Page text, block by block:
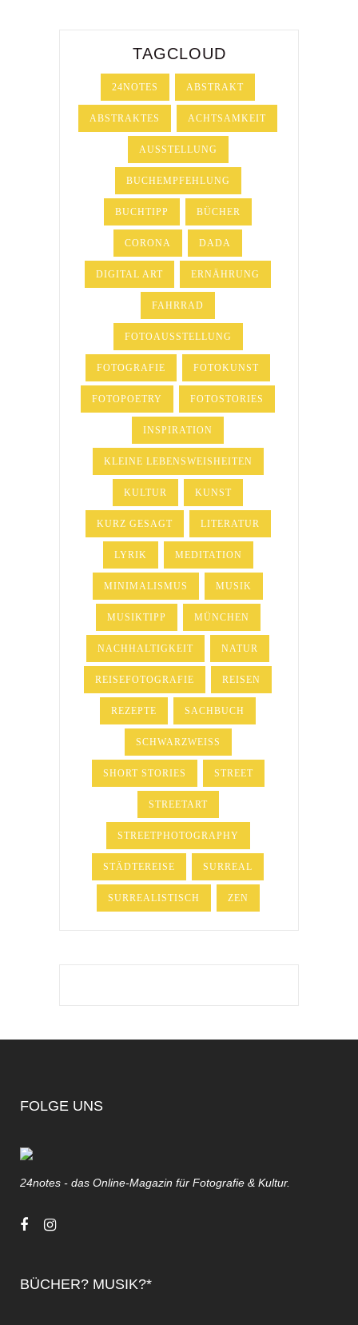
TAGCLOUD
24NOTES ABSTRAKT
ABSTRAKTES ACHTSAMKEIT
AUSSTELLUNG
BUCHEMPFEHLUNG
BUCHTIPP BÜCHER
CORONA DADA
DIGITAL ART ERNÄHRUNG
FAHRRAD
FOTOAUSSTELLUNG
FOTOGRAFIE FOTOKUNST
FOTOPOETRY FOTOSTORIES
INSPIRATION
KLEINE LEBENSWEISHEITEN
KULTUR KUNST
KURZ GESAGT LITERATUR
LYRIK MEDITATION
MINIMALISMUS MUSIK
MUSIKTIPP MÜNCHEN
NACHHALTIGKEIT NATUR
REISEFOTOGRAFIE REISEN
REZEPTE SACHBUCH
SCHWARZWEISS
SHORT STORIES STREET
STREETART
STREETPHOTOGRAPHY
STÄDTEREISE SURREAL
SURREALISTISCH ZEN
FOLGE UNS
24notes - das Online-Magazin für Fotografie & Kultur.
BÜCHER? MUSIK?*